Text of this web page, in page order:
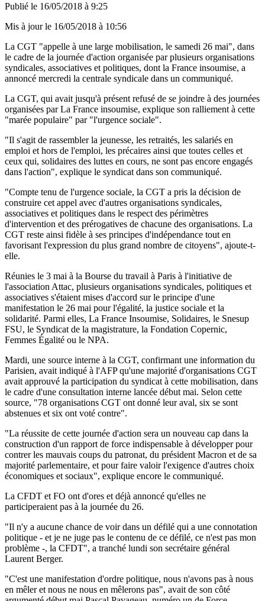
Publié le 16/05/2018 à 9:25
Mis à jour le 16/05/2018 à 10:56
La CGT "appelle à une large mobilisation, le samedi 26 mai", dans
le cadre de la journée d'action organisée par plusieurs organisations
syndicales, associatives et politiques, dont la France insoumise, a
annoncé mercredi la centrale syndicale dans un communiqué.
La CGT, qui avait jusqu'à présent refusé de se joindre à des journées
organisées par La France insoumise, explique son ralliement à cette
"marée populaire" par "l'urgence sociale".
"Il s'agit de rassembler la jeunesse, les retraités, les salariés en
emploi et hors de l'emploi, les précaires ainsi que toutes celles et
ceux qui, solidaires des luttes en cours, ne sont pas encore engagés
dans l'action", explique le syndicat dans son communiqué.
"Compte tenu de l'urgence sociale, la CGT a pris la décision de
construire cet appel avec d'autres organisations syndicales,
associatives et politiques dans le respect des périmètres
d'intervention et des prérogatives de chacune des organisations. La
CGT reste ainsi fidèle à ses principes d'indépendance tout en
favorisant l'expression du plus grand nombre de citoyens", ajoute-t-
elle.
Réunies le 3 mai à la Bourse du travail à Paris à l'initiative de
l'association Attac, plusieurs organisations syndicales, politiques et
associatives s'étaient mises d'accord sur le principe d'une
manifestation le 26 mai pour l'égalité, la justice sociale et la
solidarité. Parmi elles, La France Insoumise, Solidaires, le Snesup
FSU, le Syndicat de la magistrature, la Fondation Copernic,
Femmes Égalité ou le NPA.
Mardi, une source interne à la CGT, confirmant une information du
Parisien, avait indiqué à l'AFP qu'une majorité d'organisations CGT
avait approuvé la participation du syndicat à cette mobilisation, dans
le cadre d'une consultation interne lancée début mai. Selon cette
source, "78 organisations CGT ont donné leur aval, six se sont
abstenues et six ont voté contre".
"La réussite de cette journée d'action sera un nouveau cap dans la
construction d'un rapport de force indispensable à développer pour
contrer les mauvais coups du patronat, du président Macron et de sa
majorité parlementaire, et pour faire valoir l'exigence d'autres choix
économiques et sociaux", explique encore le communiqué.
La CFDT et FO ont d'ores et déjà annoncé qu'elles ne
participeraient pas à la journée du 26.
"Il n'y a aucune chance de voir dans un défilé qui a une connotation
politique - et je ne juge pas le contenu de ce défilé, ce n'est pas mon
problème -, la CFDT", a tranché lundi son secrétaire général
Laurent Berger.
"C'est une manifestation d'ordre politique, nous n'avons pas à nous
en mêler et nous ne nous en mêlerons pas", avait de son côté